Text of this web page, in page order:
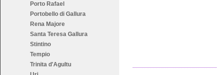
Porto Rafael
Portobello di Gallura
Rena Majore
Santa Teresa Gallura
Stintino
Tempio
Trinita d'Agultu